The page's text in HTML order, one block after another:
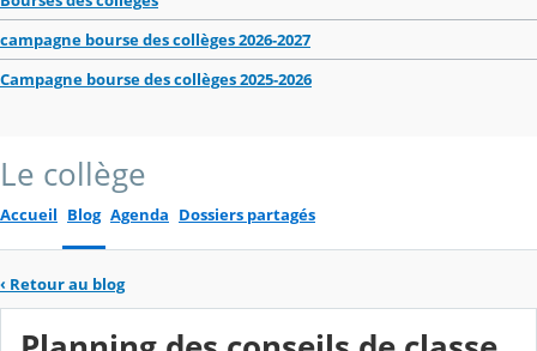
campagne bourse des collèges 2026-2027
Campagne bourse des collèges 2025-2026
Le collège
Accueil Blog Agenda Dossiers partagés
‹ Retour au blog